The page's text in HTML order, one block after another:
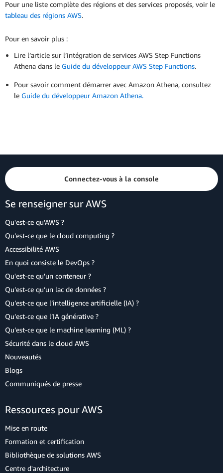
Pour une liste complète des régions et des services proposés, voir le
tableau des régions AWS.
Pour en savoir plus :
Lire l’article sur l’intégration de services AWS Step Functions
Athena dans le Guide du développeur AWS Step Functions.
Pour savoir comment démarrer avec Amazon Athena, consultez
le Guide du développeur Amazon Athena.
Connectez-vous à la console
Se renseigner sur AWS
Qu'est-ce qu'AWS ?
Qu’est-ce que le cloud computing ?
Accessibilité AWS
En quoi consiste le DevOps ?
Qu'est-ce qu'un conteneur ?
Qu’est-ce qu’un lac de données ?
Qu’est-ce que l’intelligence artificielle (IA) ?
Qu’est-ce que l’IA générative ?
Qu’est-ce que le machine learning (ML) ?
Sécurité dans le cloud AWS
Nouveautés
Blogs
Communiqués de presse
Ressources pour AWS
Mise en route
Formation et certification
Bibliothèque de solutions AWS
Centre d'architecture